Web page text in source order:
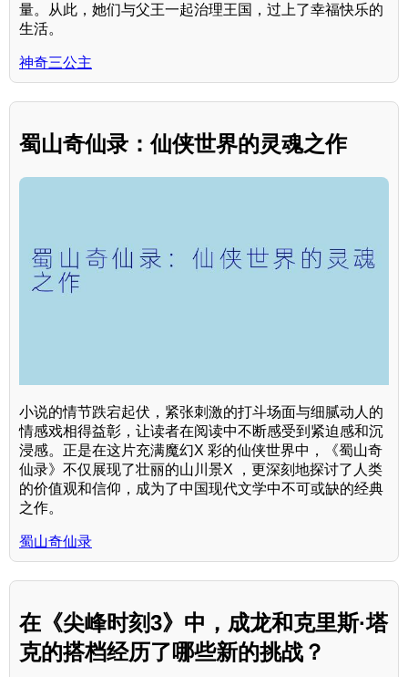
量。从此，她们与父王一起治理王国，过上了幸福快乐的
生活。
神奇三公主
蜀山奇仙录：仙侠世界的灵魂之作
小说的情节跌宕起伏，紧张刺激的打斗场面与细腻动人的
情感戏相得益彰，让读者在阅读中不断感受到紧迫感和沉
浸感。正是在这片充满魔幻X 彩的仙侠世界中，《蜀山奇
仙录》不仅展现了壮丽的山川景X ，更深刻地探讨了人类
的价值观和信仰，成为了中国现代文学中不可或缺的经典
之作。
蜀山奇仙录
在《尖峰时刻3》中，成龙和克里斯·塔
克的搭档经历了哪些新的挑战？